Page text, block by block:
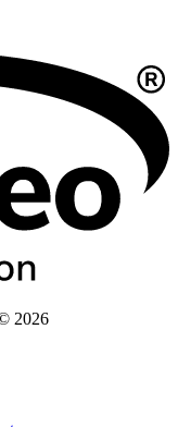
2026